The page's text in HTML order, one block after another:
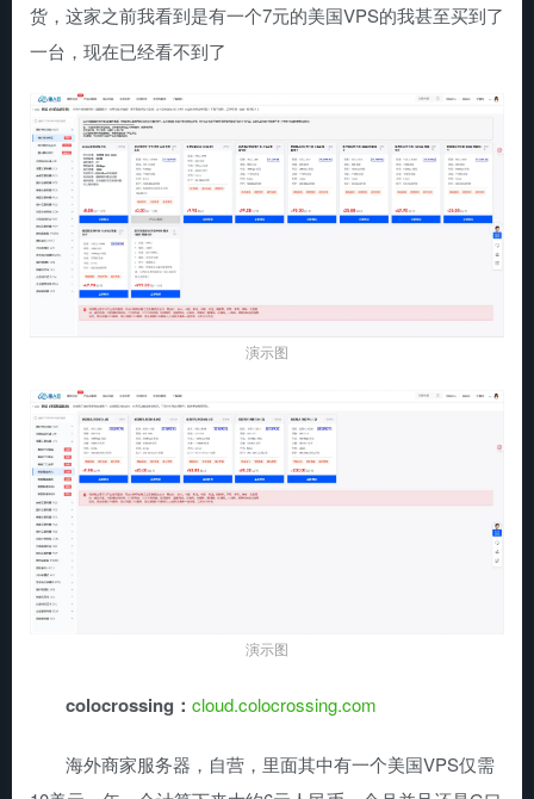
货，这家之前我看到是有一个7元的美国VPS的我甚至买到了
一台，现在已经看不到了
演示图
演示图
colocrossing： cloud.colocrossing.com
海外商家服务器，自营，里面其中有一个美国VPS仅需